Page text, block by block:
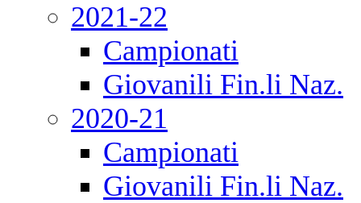
2021-22
Campionati
Giovanili Fin.li Naz.
2020-21
Campionati
Giovanili Fin.li Naz.